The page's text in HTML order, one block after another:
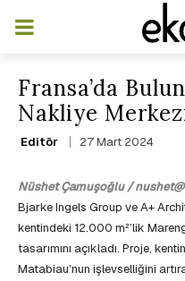
Fransa’da
Nakliye
Editör 27 Mart 2024
Nüshet Çamuşoğlu /
Bjarke Ingels Group ve A+
kentindeki 12.000 m²’lik
tasarımını açıkladı. Proje,
Matabiau’nun işlevselliğini